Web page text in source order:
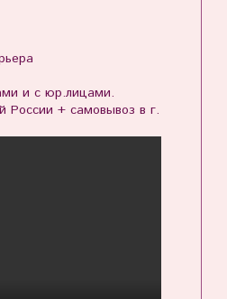
и с юр.лицами.
России + самовывоз в г.